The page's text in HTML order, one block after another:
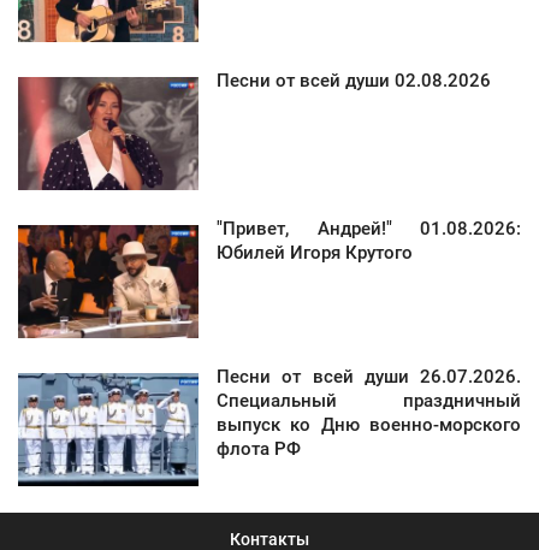
Песни от всей души 02.08.2026
"Привет, Андрей!" 01.08.2026:
Юбилей Игоря Крутого
Песни от всей души 26.07.2026.
Специальный праздничный
выпуск ко Дню военно-морского
флота РФ
Контакты